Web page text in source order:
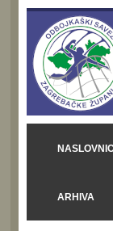
ARHIVA